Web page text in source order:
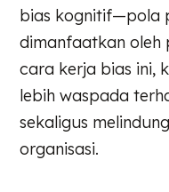
bias kognitif—pola
dimanfaatkan oleh
cara kerja bias ini,
lebih waspada
sekaligus
organisasi.